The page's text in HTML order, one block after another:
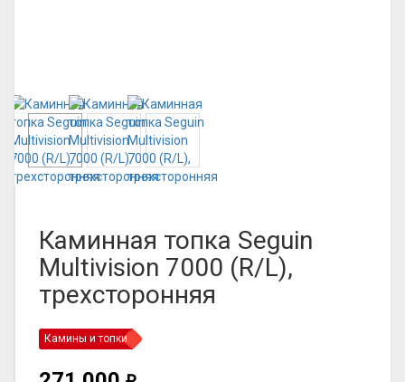
Каминная топка Seguin
Multivision 7000 (R/L),
трехсторонняя
Камины и топки